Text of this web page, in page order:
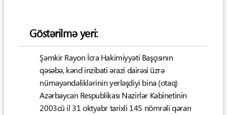
Göstərilmə yeri:
Şəmkir Rayon İcra Hakimiyyəti Başçısının
qəsəbə, kənd inzibati ərazi dairəsi üzrə
nümayəndəliklərinin yerləşdiyi bina (otaq)
Azərbaycan Respublikası Nazirlər Kabinetinin
2003cü il 31 oktyabr tarixli 145 nömrəli qərarı